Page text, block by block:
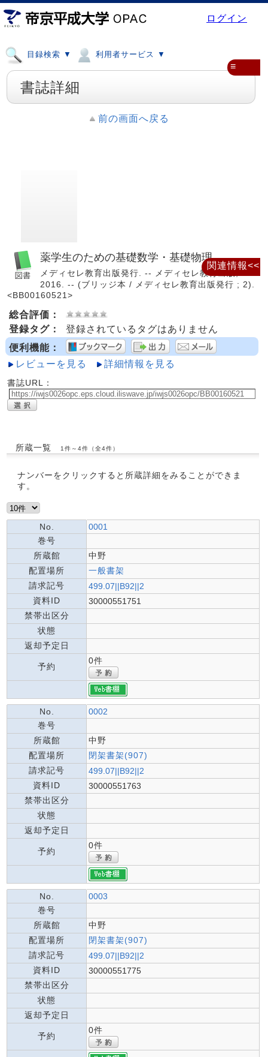
ログイン
目録検索 ▼ 利用者サービス ▼
≡
書誌詳細
前の画面へ戻る
薬学生のための基礎数学・基礎物理
メディセレ教育出版発行. -- メディセレ教育出版,
2016. -- (ブリッジ本 / メディセレ教育出版発行 ; 2).
<BB00160521>
総合評価：
登録タグ：
登録されているタグはありません
便利機能：
レビューを見る
詳細情報を見る
書誌URL：
所蔵一覧 1件～4件（全4件）
ナンバーをクリックすると所蔵詳細をみることができま
す。
No.
0001
巻号
所蔵館
中野
配置場所
一般書架
請求記号
499.07||B92||2
資料ID
30000551751
禁帯出区分
状態
返却予定日
予約
0件
No.
0002
巻号
所蔵館
中野
配置場所
閉架書架(907)
請求記号
499.07||B92||2
資料ID
30000551763
禁帯出区分
状態
返却予定日
予約
0件
No.
0003
巻号
所蔵館
中野
配置場所
閉架書架(907)
請求記号
499.07||B92||2
資料ID
30000551775
禁帯出区分
状態
返却予定日
予約
0件
関連情報<<